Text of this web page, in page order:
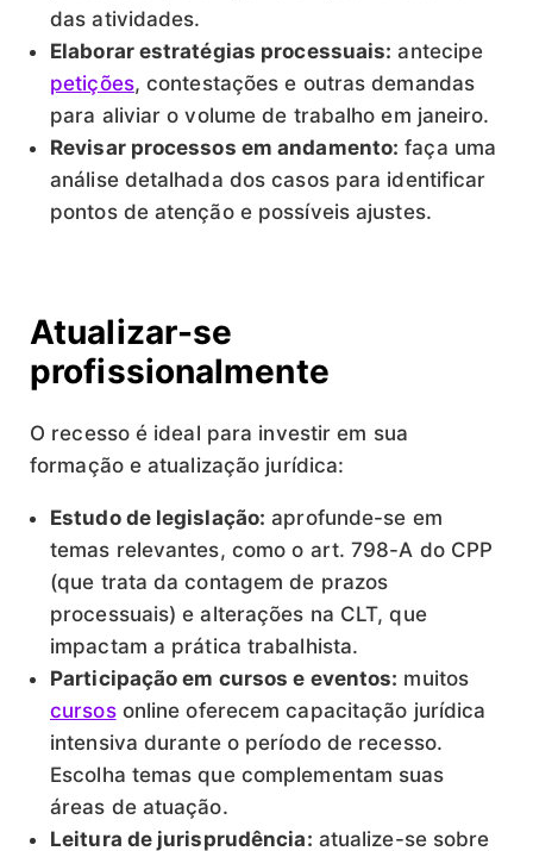
das atividades.
Elaborar estratégias processuais: antecipe
petições, contestações e outras demandas
para aliviar o volume de trabalho em janeiro.
Revisar processos em andamento: faça uma
análise detalhada dos casos para identificar
pontos de atenção e possíveis ajustes.
Atualizar-se
profissionalmente
O recesso é ideal para investir em sua
formação e atualização jurídica:
Estudo de legislação: aprofunde-se em
temas relevantes, como o art. 798-A do CPP
(que trata da contagem de prazos
processuais) e alterações na CLT, que
impactam a prática trabalhista.
Participação em cursos e eventos: muitos
cursosonline oferecem capacitação jurídica
intensiva durante o período de recesso.
Escolha temas que complementam suas
áreas de atuação.
Leitura de jurisprudência: atualize-se sobre